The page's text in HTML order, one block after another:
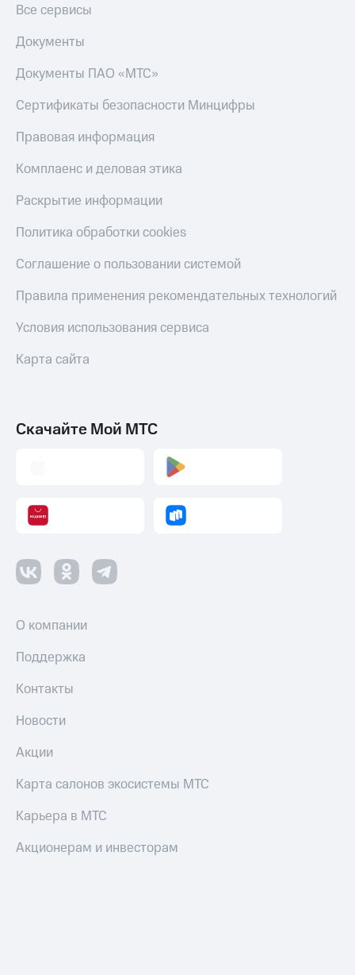
Все сервисы
Документы
Документы ПАО «МТС»
Сертификаты безопасности Минцифры
Правовая информация
Комплаенс и деловая этика
Раскрытие информации
Политика обработки cookies
Соглашение о пользовании системой
Правила применения рекомендательных технологий
Условия использования сервиса
Карта сайта
Скачайте Мой МТС
О компании
Поддержка
Контакты
Новости
Акции
Карта салонов экосистемы МТС
Карьера в МТС
Акционерам и инвесторам